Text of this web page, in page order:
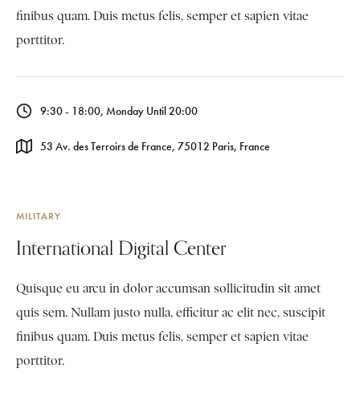
finibus quam. Duis metus felis, semper et sapien vitae
porttitor.
9:30 - 18:00, Monday Until 20:00
53 Av. des Terroirs de France, 75012 Paris, France
MILITARY
International Digital Center
Quisque eu arcu in dolor accumsan sollicitudin sit amet
quis sem. Nullam justo nulla, efficitur ac elit nec, suscipit
finibus quam. Duis metus felis, semper et sapien vitae
porttitor.